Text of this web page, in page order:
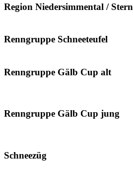
Region Niedersimmental / Stern
Renngruppe Schneeteufel
Renngruppe Gälb Cup alt
Renngruppe Gälb Cup jung
Schneezüg